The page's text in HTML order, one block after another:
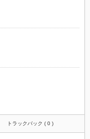
トラックバック ( 0 )